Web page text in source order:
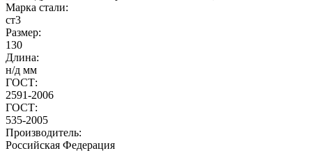
Марка стали:
ст3
Размер:
130
Длина:
н/д мм
ГОСТ:
2591-2006
ГОСТ:
535-2005
Производитель:
Российская Федерация